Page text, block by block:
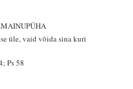
üle, vaid võida sina kuri
Ps 58